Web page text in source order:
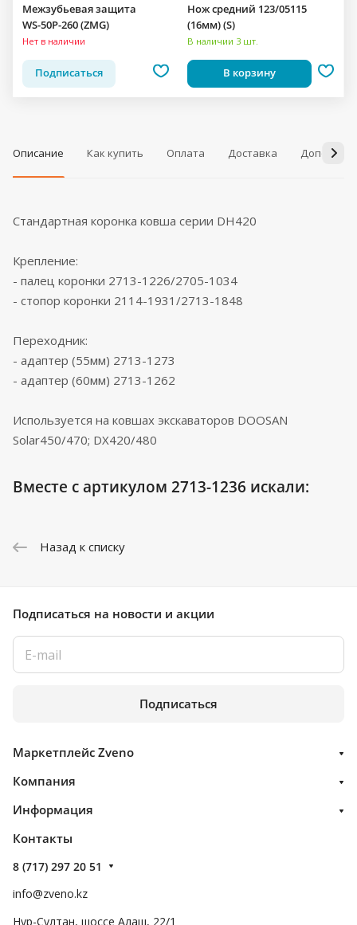
Межзубьевая защита
WS-50P-260 (ZMG)
Нет в наличии
Подписаться
Нож средний 123/05115
(16мм) (S)
В наличии 3 шт.
В корзину
Описание Как купить Оплата Доставка
Стандартная коронка ковша серии DH420
Крепление:
- палец коронки 2713-1226/2705-1034
- стопор коронки 2114-1931/2713-1848
Переходник:
- адаптер (55мм) 2713-1273
- адаптер (60мм) 2713-1262
Используется на ковшах экскаваторов DOOSAN
Solar450/470; DX420/480
Вместе с артикулом 2713-1236 искали:
Назад к списку
Подписаться на новости и акции
Подписаться
Маркетплейс Zveno
Компания
Информация
Контакты
8 (717) 297 20 51
info@zveno.kz
Нур-Султан, шоссе Алаш, 22/1